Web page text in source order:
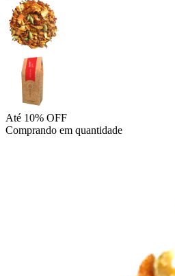
Até 10% OFF
Comprando em quantidade